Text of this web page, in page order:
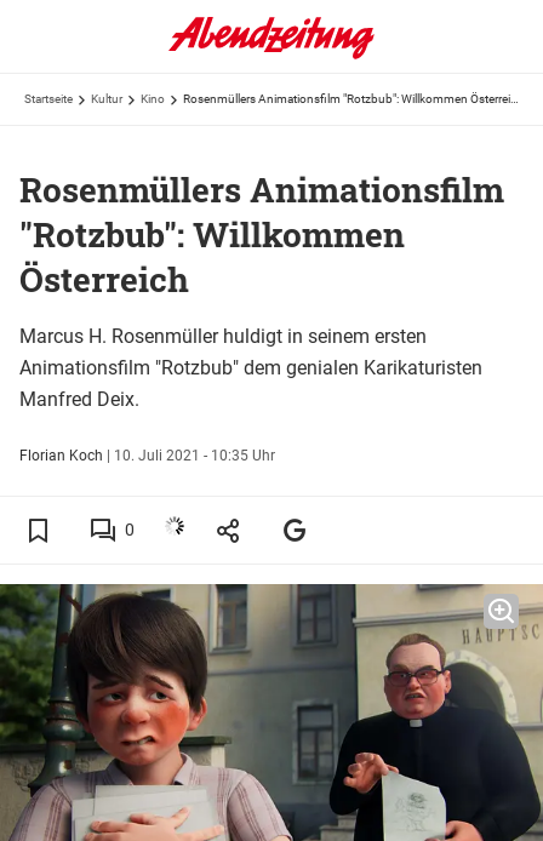
Startseite Kultur Kino
Rosenmüllers Animationsfilm
"Rotzbub": Willkommen
Österreich
Marcus H. Rosenmüller huldigt in seinem ersten
Animationsfilm "Rotzbub" dem genialen Karikaturisten
Manfred Deix.
Florian Koch | 10. Juli 2021 - 10:35 Uhr
0